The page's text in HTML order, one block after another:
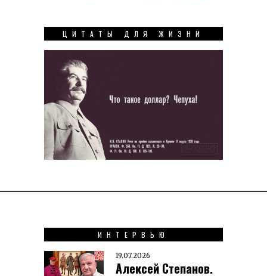
ЦИТАТЫ ДЛЯ ЖИЗНИ
ИНТЕРВЬЮ
19.07.2026
Алексей Степанов.